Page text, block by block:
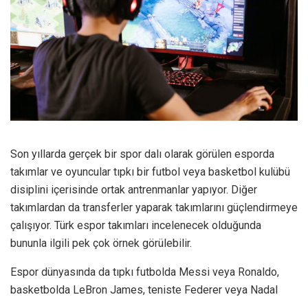
Son yıllarda gerçek bir spor dalı olarak görülen esporda
takımlar ve oyuncular tıpkı bir futbol veya basketbol kulübü
disiplini içerisinde ortak antrenmanlar yapıyor. Diğer
takımlardan da transferler yaparak takımlarını güçlendirmeye
çalışıyor. Türk espor takımları incelenecek olduğunda
bununla ilgili pek çok örnek görülebilir.
Espor dünyasında da tıpkı futbolda Messi veya Ronaldo,
basketbolda LeBron James, teniste Federer veya Nadal